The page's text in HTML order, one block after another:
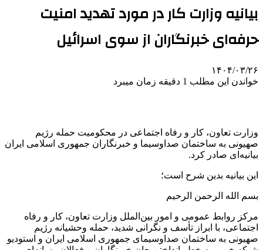
بیانیه وزارت کار در مورد تهدید امنیت
حرفه‌ای خبرنگاران از سوی اسرائیل
۱۴۰۴/۰۳/۲۶
خواندن این مطلب 1 دقیقه زمان میبرد
وزارت تعاون، کار و رفاه اجتماعی در محکومیت حمله رژیم
صهیونی به ساختمان صداوسیما و خبرنگاران جمهوری اسلامی ایران
بیانیه‌ای صادر کرد.
این بیانیه بدین شرح است؛
بسم الله الرحمن الرحیم
مرکز روابط عمومی و امور بین‌الملل وزارت تعاون، کار و رفاه
اجتماعی، با ابراز تأسف و نگرانی شدید، حمله وحشیانه رژیم
صهیونی به ساختمان صداوسیمای جمهوری اسلامی ایران و استودیو